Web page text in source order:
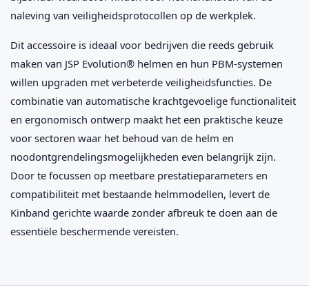
naleving van veiligheidsprotocollen op de werkplek.
Dit accessoire is ideaal voor bedrijven die reeds gebruik
maken van JSP Evolution® helmen en hun PBM-systemen
willen upgraden met verbeterde veiligheidsfuncties. De
combinatie van automatische krachtgevoelige functionaliteit
en ergonomisch ontwerp maakt het een praktische keuze
voor sectoren waar het behoud van de helm en
noodontgrendelingsmogelijkheden even belangrijk zijn.
Door te focussen op meetbare prestatieparameters en
compatibiliteit met bestaande helmmodellen, levert de
Kinband gerichte waarde zonder afbreuk te doen aan de
essentiële beschermende vereisten.